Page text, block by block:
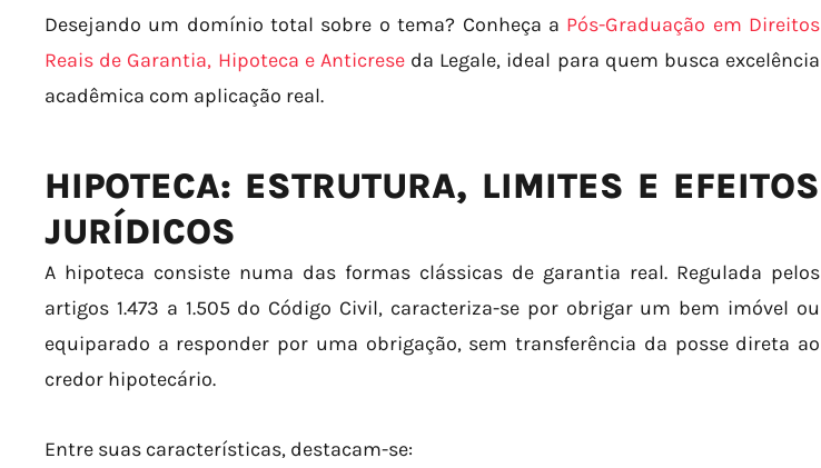
Desejando um domínio total sobre o tema? Conheça a Pós-Graduação em Direitos
Reais de Garantia, Hipoteca e Anticreseda Legale, ideal para quem busca excelência
acadêmica com aplicação real.
HIPOTECA: ESTRUTURA, LIMITES E EFEITOS
JURÍDICOS
A hipoteca consiste numa das formas clássicas de garantia real. Regulada pelos
artigos 1.473 a 1.505 do Código Civil, caracteriza-se por obrigar um bem imóvel ou
equiparado a responder por uma obrigação, sem transferência da posse direta ao
credor hipotecário.
Entre suas características, destacam-se: